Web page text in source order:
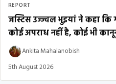
REPORT
जस्टिस उज्ज्वल भुइयां ने कहा कि
कोई अपराध नहीं है, कोई भी
Ankita Mahalanobish
5th August 2026